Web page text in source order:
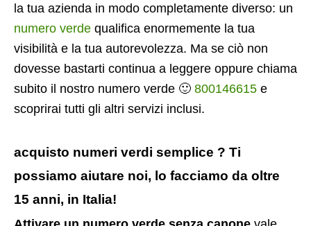
la tua azienda in modo completamente diverso: un
numero verde qualifica enormemente la tua
visibilità e la tua autorevolezza. Ma se ciò non
dovesse bastarti continua a leggere oppure chiama
subito il nostro numero verde 🙂 800146615 e
scoprirai tutti gli altri servizi inclusi.
acquisto numeri verdi semplice ? Ti
possiamo aiutare noi, lo facciamo da oltre
15 anni, in Italia!